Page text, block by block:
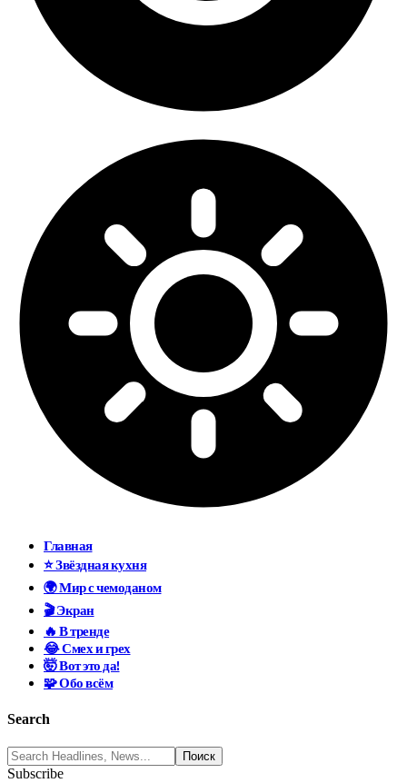
Главная
⭐ Звёздная кухня
🌍 Мир с чемоданом
🎬 Экран
🔥 В тренде
😂 Смех и грех
🤯 Вот это да!
🧩 Обо всём
Search
Subscribe